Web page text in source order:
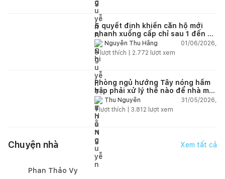
5 quyết định khiến căn hộ mới
nhanh xuống cấp chỉ sau 1 đến 2
nămNguyễn Thu Hằng
01/06/2026,
5lượt thích | 2.772 lượt xem
Phòng ngủ hướng Tây nóng hầm
hập phải xử lý thế nào để nhà mát
hơn?Thu Nguyễn
31/05/2026,
1lượt thích | 3.812 lượt xem
Chuyện nhà Xem tất cả
Phan Thảo Vy